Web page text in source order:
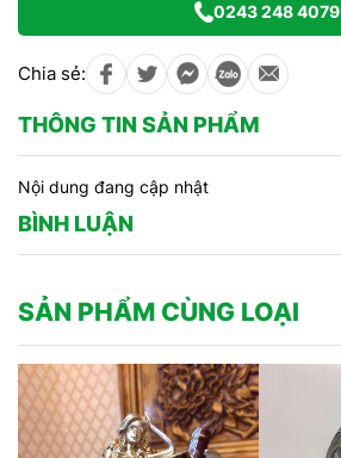
0243 248 4079
Chia sẻ:
THÔNG TIN SẢN PHẨM
Nội dung đang cập nhật
BÌNH LUẬN
SẢN PHẨM CÙNG LOẠI